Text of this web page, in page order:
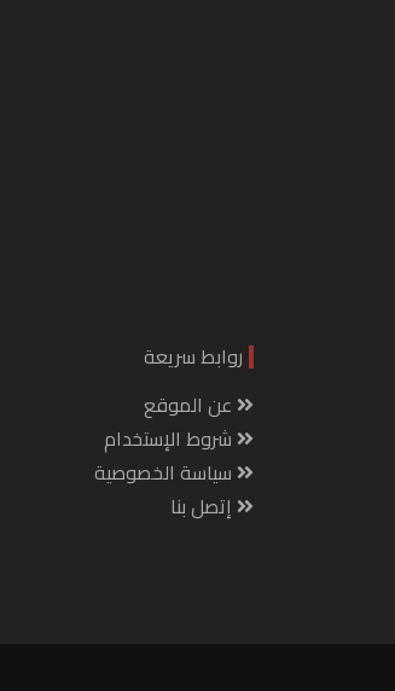
روابط سريعة
عن الموقع
شروط الإستخدام
سياسة الخصوصية
إتصل بنا